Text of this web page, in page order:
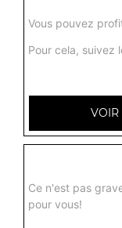
Oasis
Vous pouvez
Pour cela, suivez
VOIR
Ce n'est pas
pour vous!